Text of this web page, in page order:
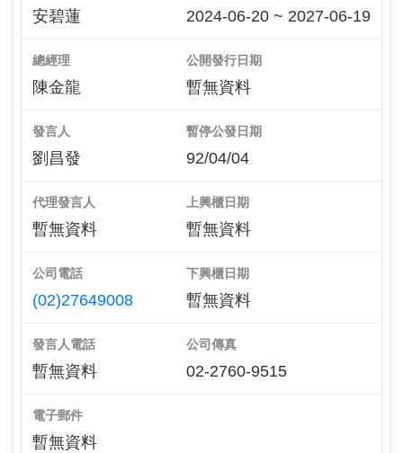
安碧蓮 2024-06-20 ~ 2027-06-19
總經理
陳金龍
公開發行日期
暫無資料
發言人
劉昌發
暫停公發日期
92/04/04
代理發言人
暫無資料
上興櫃日期
暫無資料
公司電話
(02)27649008
下興櫃日期
暫無資料
發言人電話
暫無資料
公司傳真
02-2760-9515
電子郵件
暫無資料